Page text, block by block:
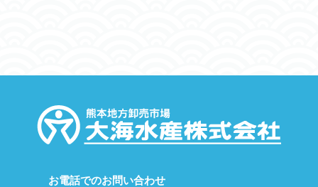
お電話でのお問い合わせ